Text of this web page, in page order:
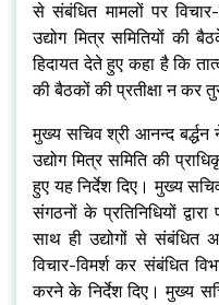
से संबंधित मामलों पर
उद्योग मित्र समितियों
हिदायत देते हुए कहा है कि
की बैठकों की प्रतीक्षा न कर
मुख्य सचिव श्री आनन्द
उद्योग मित्र समिति की
हुए यह निर्देश दिए। मुख्य
संगठनों के प्रतिनिधियों
साथ ही उद्योगों से संबंधित
विचार-विमर्श कर संबंधित
करने के निर्देश दिए। मुख्य